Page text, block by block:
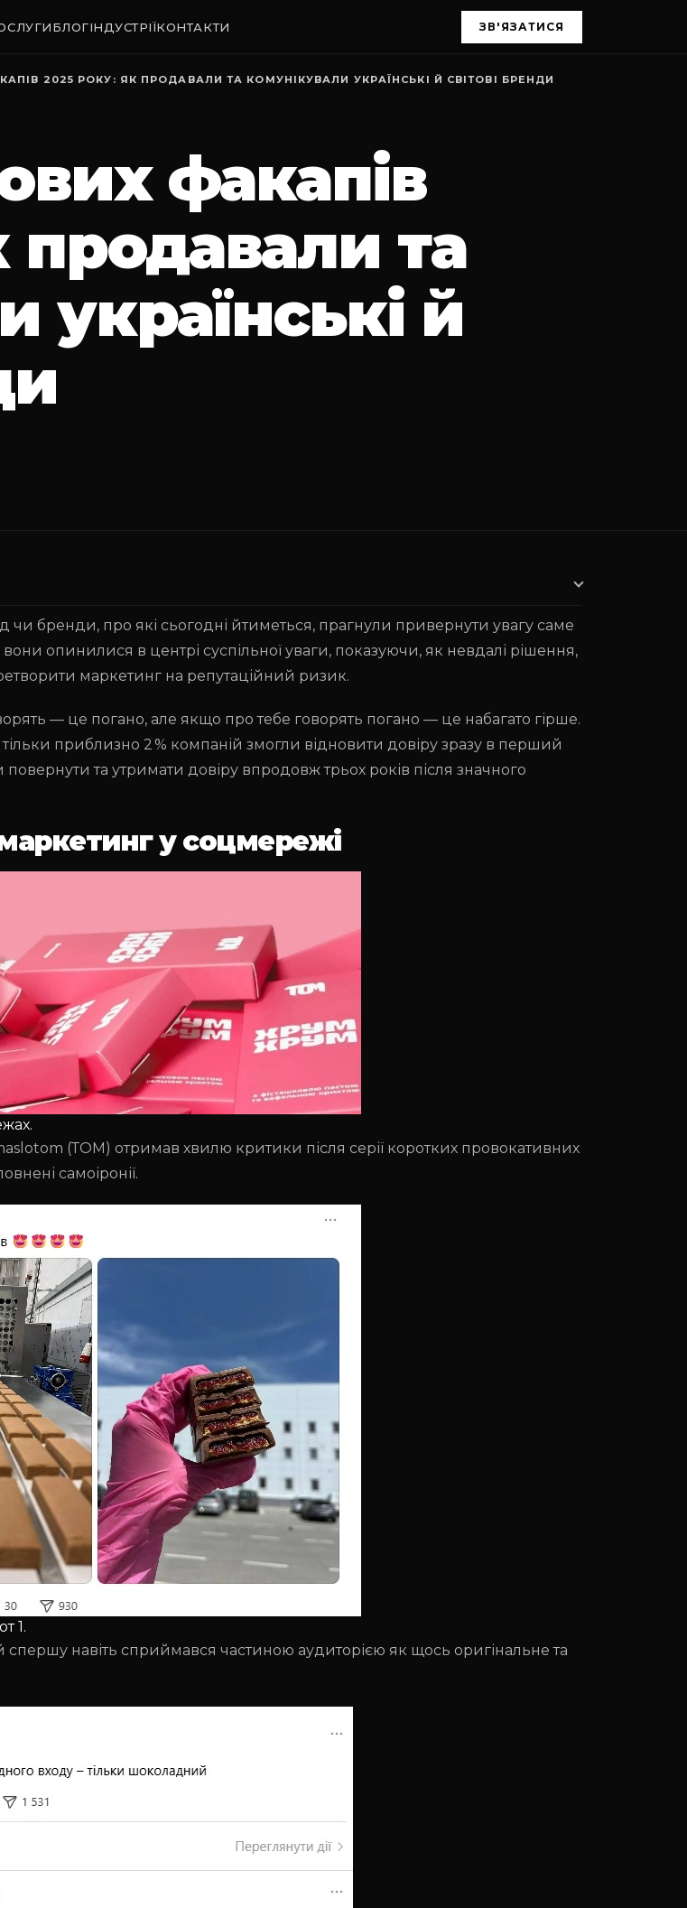
БЛОГІНДУСТРІЇКОНТАКТИ ЗВ'ЯЗАТИСЯ
2025 РОКУ: ЯК ПРОДАВАЛИ ТА КОМУНІКУВАЛИ УКРАЇНСЬКІ Й СВІТОВІ БРЕНДИ
факапів
продавали та
українські й
бренди, про які сьогодні йтиметься, прагнули привернути увагу саме
опинилися в центрі суспільної уваги, показуючи, як невдалі рішення,
маркетинг на репутаційний ризик.
— це погано, але якщо про тебе говорять погано — це набагато гірше.
приблизно 2 % компаній змогли відновити довіру зразу в перший
повернути та утримати довіру впродовж трьох років після значного
у соцмережі
(ТОМ) отримав хвилю критики після серії коротких провокативних
самоіронії.
1.
навіть сприймався частиною аудиторією як щось оригінальне та